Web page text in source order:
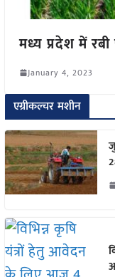
मध्य प्रदेश में
January 4, 2023
एग्रीकल्चर मशीन